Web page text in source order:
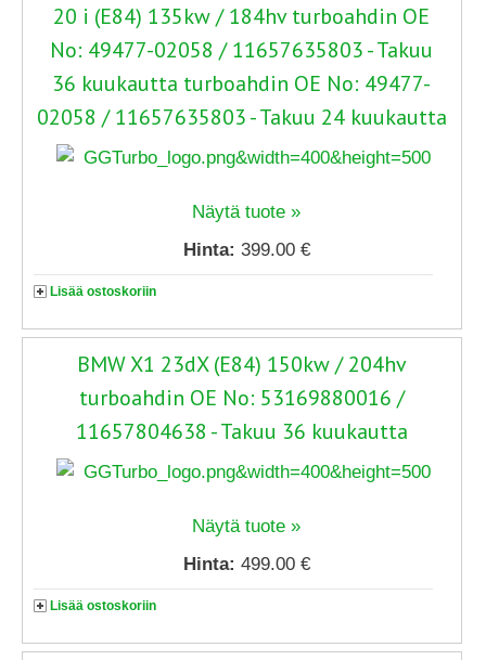
20 i (E84) 135kw / 184hv turboahdin OE
No: 49477-02058 / 11657635803 - Takuu
36 kuukautta turboahdin OE No: 49477-
02058 / 11657635803 - Takuu 24 kuukautta
Näytä tuote »
Hinta: 399.00 €
Lisää ostoskoriin
BMW X1 23dX (E84) 150kw / 204hv
turboahdin OE No: 53169880016 /
11657804638 - Takuu 36 kuukautta
Näytä tuote »
Hinta: 499.00 €
Lisää ostoskoriin